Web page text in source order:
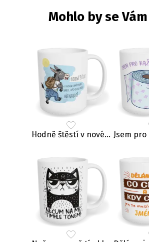
Mohlo by se
Hodně štěstí v novém zaměstnání, zrádce